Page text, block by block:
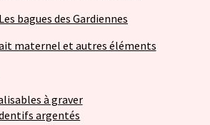
Les bagues des Gardiennes
maternel et autres éléments
à graver
argentés